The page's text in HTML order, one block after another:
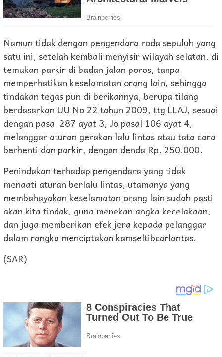
Namun tidak dengan pengendara roda sepuluh yang
satu ini, setelah kembali menyisir wilayah selatan, di
temukan parkir di badan jalan poros, tanpa
memperhatikan keselamatan orang lain, sehingga
tindakan tegas pun di berikannya, berupa tilang
berdasarkan UU No 22 tahun 2009, ttg LLAJ, sesuai
dengan pasal 287 ayat 3, Jo pasal 106 ayat 4,
melanggar aturan gerakan lalu lintas atau tata cara
berhenti dan parkir, dengan denda Rp. 250.000.
Penindakan terhadap pengendara yang tidak
menaati aturan berlalu lintas, utamanya yang
membahayakan keselamatan orang lain sudah pasti
akan kita tindak, guna menekan angka kecelakaan,
dan juga memberikan efek jera kepada pelanggar
dalam rangka menciptakan kamseltibcarlantas.
(SAR)